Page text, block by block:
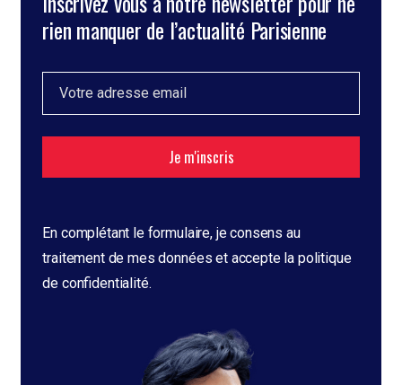
rien manquer de l’actualité Parisienne
En complétant le formulaire, je consens au
traitement de mes données et accepte la politique
de confidentialité.